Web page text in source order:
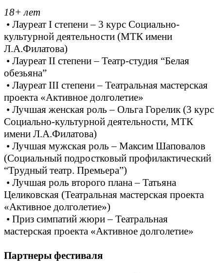
18+ лет
• Лауреат I степени – 3 курс Социально-
культурной деятельности (МТК имени
Л.А.Филатова)
• Лауреат II степени – Театр-студия “Белая
обезьяна”
• Лауреат III степени – Театральная мастерская
проекта «Активное долголетие»
• Лучшая женская роль – Ольга Горелик (3 курс
Социально-культурной деятельности, МТК
имени Л.А.Филатова)
• Лучшая мужская роль – Максим Шаповалов
(Социальный подростковый профилактический
“Трудный театр. Премьера”)
• Лучшая роль второго плана – Татьяна
Целиковская (Театральная мастерская проекта
«Активное долголетие»)
• Приз симпатий жюри – Театральная
мастерская проекта «Активное долголетие»
Партнеры фестиваля